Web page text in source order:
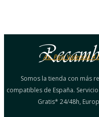
Av. País Valencià 4
Somos la tienda con más
compatibles de España.
Gratis* 24/48h,